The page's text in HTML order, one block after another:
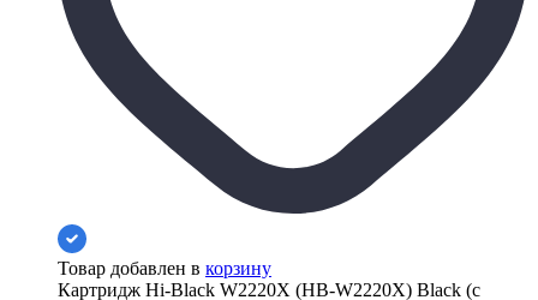
Товар добавлен в корзину
Картридж Hi-Black W2220X (HB-W2220X) Black (с